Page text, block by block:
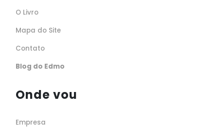
O Livro
Mapa do Site
Contato
Blog do Edmo
Onde vou
Empresa